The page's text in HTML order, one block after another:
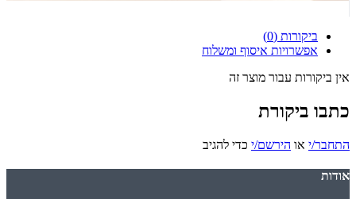
ביקורות (0)
אפשרויות איסוף ומשלוח
אין ביקורות עבור מוצר זה
כתבו ביקורת
התחבר/י או הירשם/י כדי להגיב
אודות